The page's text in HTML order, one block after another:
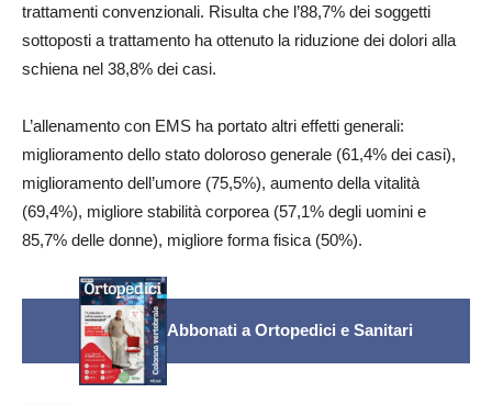
trattamenti convenzionali. Risulta che l’88,7% dei soggetti
sottoposti a trattamento ha ottenuto la riduzione dei dolori alla
schiena nel 38,8% dei casi.
L’allenamento con EMS ha portato altri effetti generali:
miglioramento dello stato doloroso generale (61,4% dei casi),
miglioramento dell’umore (75,5%), aumento della vitalità
(69,4%), migliore stabilità corporea (57,1% degli uomini e
85,7% delle donne), migliore forma fisica (50%).
Abbonati a Ortopedici e Sanitari